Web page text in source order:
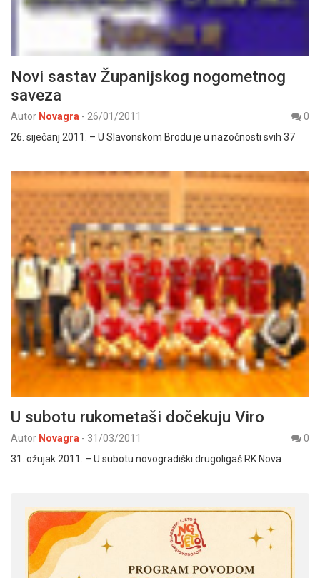
Novi sastav Županijskog nogometnog
saveza
Autor Novagra - 26/01/2011
0
26. siječanj 2011. – U Slavonskom Brodu je u nazočnosti svih 37
U subotu rukometaši dočekuju Viro
Autor Novagra - 31/03/2011
0
31. ožujak 2011. – U subotu novogradiški drugoligaš RK Nova